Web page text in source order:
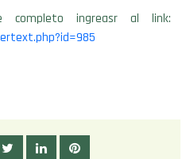
completo ingreasr al link: